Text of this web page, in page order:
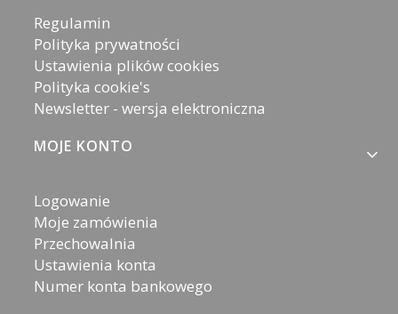
Regulamin
Polityka prywatności
Ustawienia plików cookies
Polityka cookie's
Newsletter - wersja elektroniczna
MOJE KONTO
Logowanie
Moje zamówienia
Przechowalnia
Ustawienia konta
Numer konta bankowego